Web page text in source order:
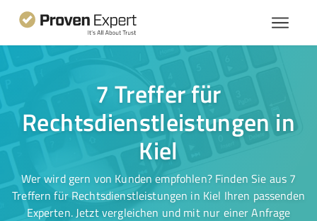
7 Treffer für
Rechtsdienstleistungen in
Kiel
Wer wird gern von Kunden empfohlen? Finden Sie aus 7
Treffern für Rechtsdienstleistungen in Kiel Ihren passenden
Experten. Jetzt vergleichen und mit nur einer Anfrage